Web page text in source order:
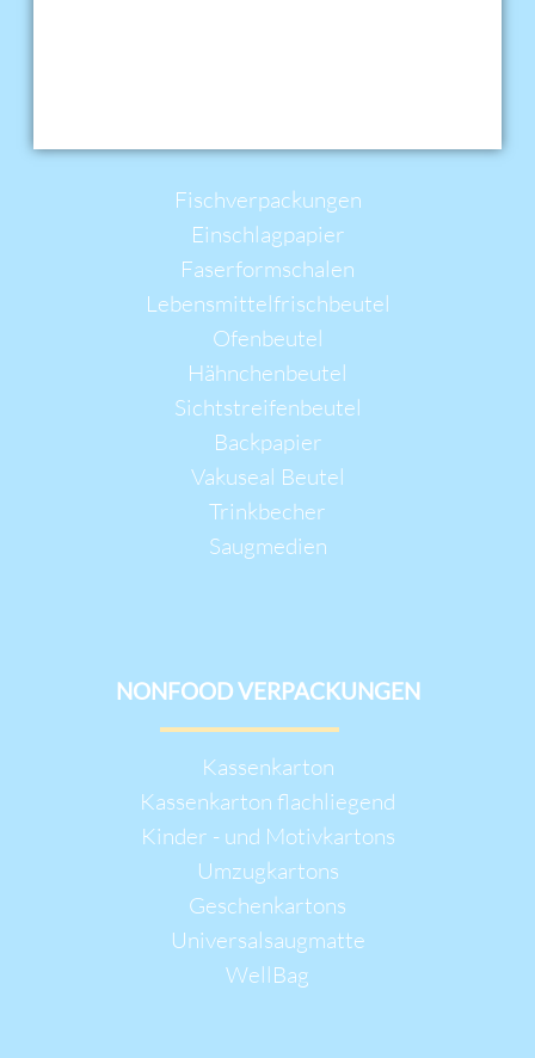
Navigation
überspringen
Fischverpackungen
Einschlagpapier
Faserformschalen
Lebensmittelfrischbeutel
Ofenbeutel
Hähnchenbeutel
Sichtstreifenbeutel
Backpapier
Vakuseal Beutel
Trinkbecher
Saugmedien
NONFOOD VERPACKUNGEN
Navigation
überspringen
Kassenkarton
Kassenkarton flachliegend
Kinder - und Motivkartons
Umzugkartons
Geschenkartons
Universalsaugmatte
WellBag